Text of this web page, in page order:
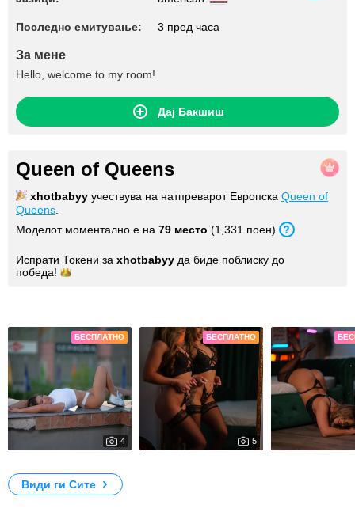
Последно емитување: 3 пред часа
За мене
Hello, welcome to my room!
Дај Бакшиш
Queen of Queens
xhotbabyy учествува на натпреварот Европска Queen of
Queens
Моделот моментално е на 79 место (1,331 поен).
Испрати Токени за xhotbabyy да биде поблиску до
победа!
БЕСПЛАТНО
4
БЕСПЛАТНО
5
Види ги Сите